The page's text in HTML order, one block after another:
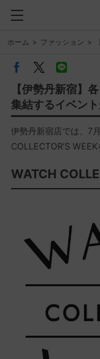
ホーム ファッション
【伊勢丹新宿】
集結するイベン
伊勢丹新宿店では、7
COLLECTOR’S WEEK
WATCH